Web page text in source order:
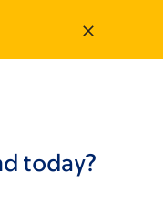
today?